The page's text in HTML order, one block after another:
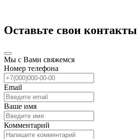
Оставьте свои контакты
Мы с Вами свяжемся
Номер телефона
Email
Ваше имя
Комментарий